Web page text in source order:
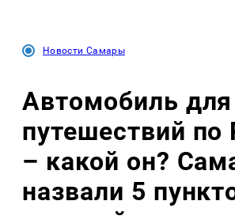
Новости Самары
Автомобиль для
путешествий по
– какой он?
назвали 5